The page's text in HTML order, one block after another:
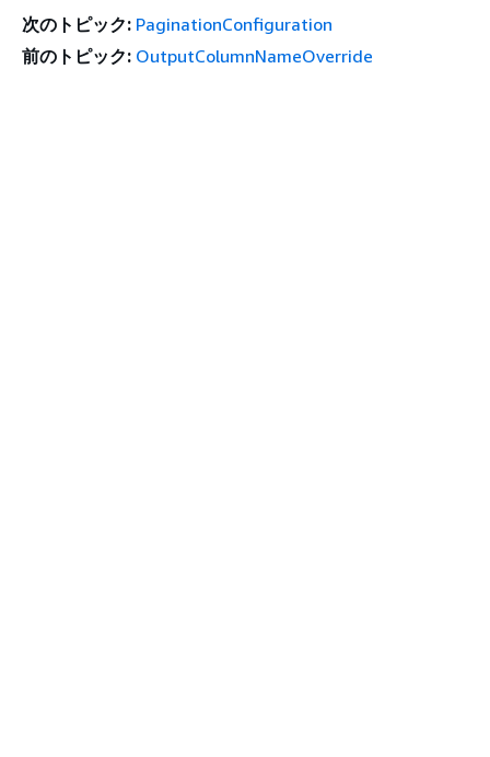
次のトピック: PaginationConfiguration
前のトピック: OutputColumnNameOverride